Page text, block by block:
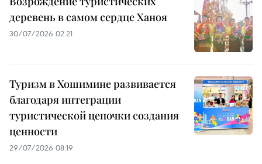
деревень в самом сердце Ханоя
30/07/2026 02:21
Туризм в Хошимине развивается
благодаря интеграции
туристической цепочки создания
ценности
29/07/2026 08:19